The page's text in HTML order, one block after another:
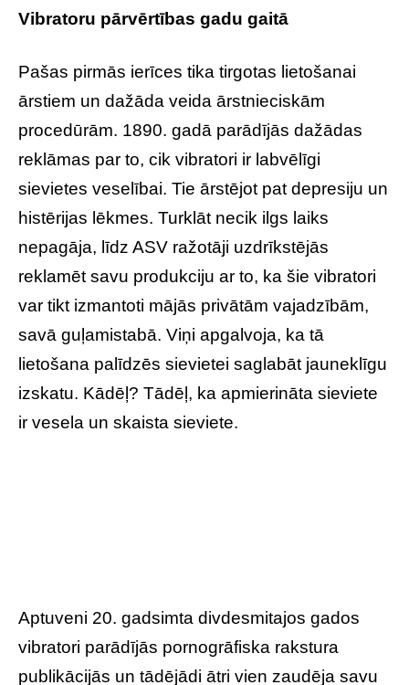
Vibratoru pārvērtības gadu gaitā
Pašas pirmās ierīces tika tirgotas lietošanai
ārstiem un dažāda veida ārstnieciskām
procedūrām. 1890. gadā parādījās dažādas
reklāmas par to, cik vibratori ir labvēlīgi
sievietes veselībai. Tie ārstējot pat depresiju un
histērijas lēkmes. Turklāt necik ilgs laiks
nepagāja, līdz ASV ražotāji uzdrīkstējās
reklamēt savu produkciju ar to, ka šie vibratori
var tikt izmantoti mājās privātām vajadzībām,
savā guļamistabā. Viņi apgalvoja, ka tā
lietošana palīdzēs sievietei saglabāt jauneklīgu
izskatu. Kādēļ? Tādēļ, ka apmierināta sieviete
ir vesela un skaista sieviete.
Aptuveni 20. gadsimta divdesmitajos gados
vibratori parādījās pornogrāfiska rakstura
publikācijās un tādējādi ātri vien zaudēja savu